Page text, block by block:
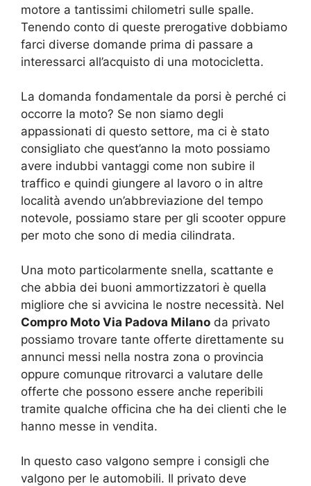
motore a tantissimi chilometri sulle spalle.
Tenendo conto di queste prerogative dobbiamo
farci diverse domande prima di passare a
interessarci all’acquisto di una motocicletta.
La domanda fondamentale da porsi è perché ci
occorre la moto? Se non siamo degli
appassionati di questo settore, ma ci è stato
consigliato che quest’anno la moto possiamo
avere indubbi vantaggi come non subire il
traffico e quindi giungere al lavoro o in altre
località avendo un’abbreviazione del tempo
notevole, possiamo stare per gli scooter oppure
per moto che sono di media cilindrata.
Una moto particolarmente snella, scattante e
che abbia dei buoni ammortizzatori è quella
migliore che si avvicina le nostre necessità. Nel
Compro Moto Via Padova Milano da privato
possiamo trovare tante offerte direttamente su
annunci messi nella nostra zona o provincia
oppure comunque ritrovarci a valutare delle
offerte che possono essere anche reperibili
tramite qualche officina che ha dei clienti che le
hanno messe in vendita.
In questo caso valgono sempre i consigli che
valgono per le automobili. Il privato deve